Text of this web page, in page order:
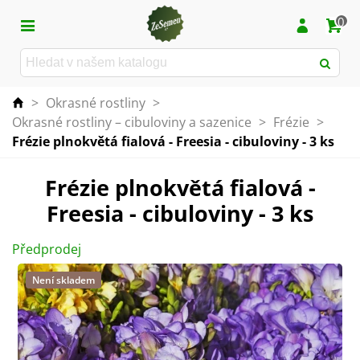
0
> Okrasné rostliny >
Okrasné rostliny – cibuloviny a sazenice > Frézie >
Frézie plnokvětá fialová - Freesia - cibuloviny - 3 ks
Frézie plnokvětá fialová -
Freesia - cibuloviny - 3 ks
Předprodej
Není skladem